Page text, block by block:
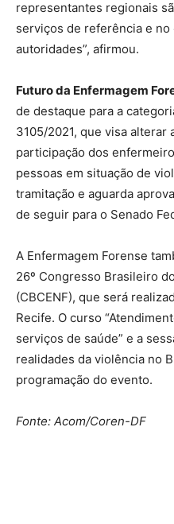
representantes regionais
serviços de referência e
autoridades”, afirmou.
Futuro da Enfermagem
de destaque para a
3105/2021, que visa alterar
participação dos
pessoas em situação de
tramitação e aguarda
de seguir para o Senado
A Enfermagem Forense
26º Congresso Brasileiro
(CBCENF), que será
Recife. O curso
serviços de saúde” e a
realidades da violência no
programação do evento.
Fonte: Acom/Coren-DF